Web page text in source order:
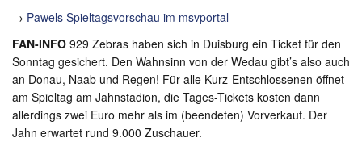
→ Pawels Spieltagsvorschau im msvportal
FAN-INFO 929 Zebras haben sich in Duisburg ein Ticket für den
Sonntag gesichert. Den Wahnsinn von der Wedau gibt’s also auch
an Donau, Naab und Regen! Für alle Kurz-Entschlossenen öffnet
am Spieltag am Jahnstadion, die Tages-Tickets kosten dann
allerdings zwei Euro mehr als im (beendeten) Vorverkauf. Der
Jahn erwartet rund 9.000 Zuschauer.